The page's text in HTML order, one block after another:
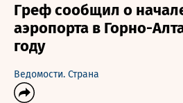
Греф сообщил о
аэропорта в Горно-
году
Ведомости. Страна